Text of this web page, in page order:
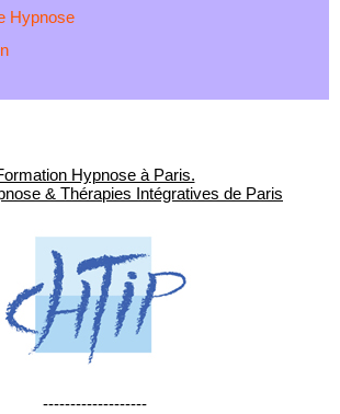
Hypnose
Hypnose à Paris.
& Thérapies Intégratives de Paris
-------------------